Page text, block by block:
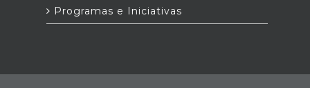
Programas e Iniciativas